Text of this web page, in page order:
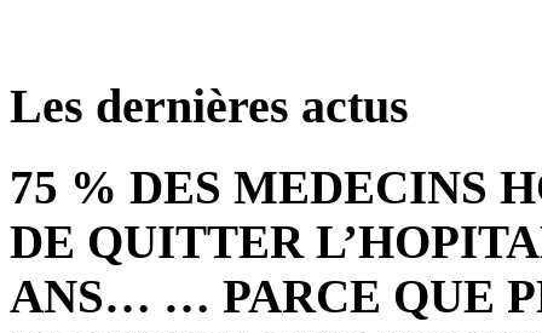
Les dernières actus
75 % DES MEDECINS
DE QUITTER
ANS… … PARCE QUE